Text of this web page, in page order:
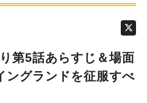
第5話あらすじ＆場面
グランドを征服すべ